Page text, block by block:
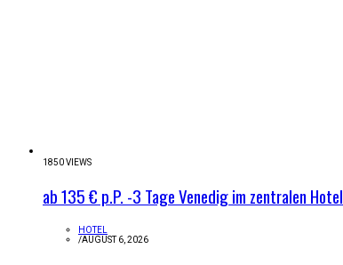
1850 VIEWS
ab 135 € p.P. -3 Tage Venedig im zentralen Hotel
HOTEL
/AUGUST 6, 2026